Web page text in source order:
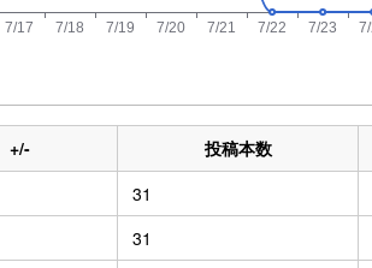
+/- 投稿本数
31
31